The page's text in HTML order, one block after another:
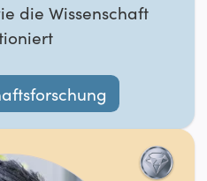
die Wissenschaft